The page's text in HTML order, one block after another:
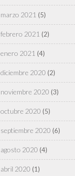
marzo 2021 (5)
febrero 2021 (2)
enero 2021 (4)
diciembre 2020 (2)
noviembre 2020 (3)
octubre 2020 (5)
septiembre 2020 (6)
agosto 2020 (4)
abril 2020 (1)